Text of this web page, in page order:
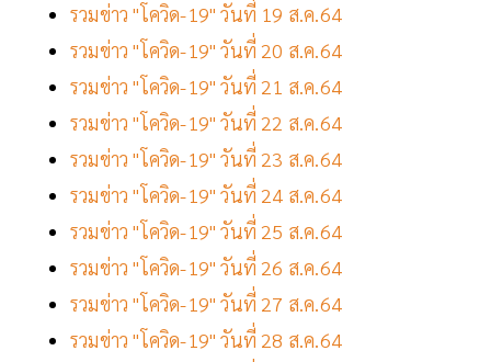
รวมข่าว "โควิด-19" วันที่ 19 ส.ค.64
รวมข่าว "โควิด-19" วันที่ 20 ส.ค.64
รวมข่าว "โควิด-19" วันที่ 21 ส.ค.64
รวมข่าว "โควิด-19" วันที่ 22 ส.ค.64
รวมข่าว "โควิด-19" วันที่ 23 ส.ค.64
รวมข่าว "โควิด-19" วันที่ 24 ส.ค.64
รวมข่าว "โควิด-19" วันที่ 25 ส.ค.64
รวมข่าว "โควิด-19" วันที่ 26 ส.ค.64
รวมข่าว "โควิด-19" วันที่ 27 ส.ค.64
รวมข่าว "โควิด-19" วันที่ 28 ส.ค.64